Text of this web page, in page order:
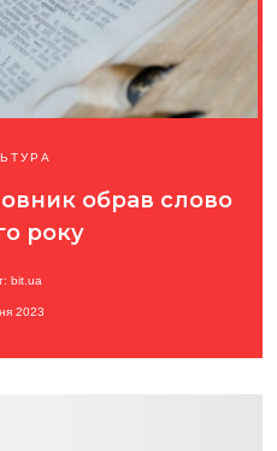
обрав слово
року
bit.ua
2023